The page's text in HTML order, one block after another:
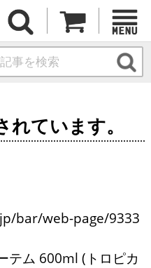
ています。
bar/web-page/9333
テム 600ml (トロピカ